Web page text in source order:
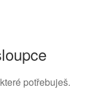
potřebuješ.